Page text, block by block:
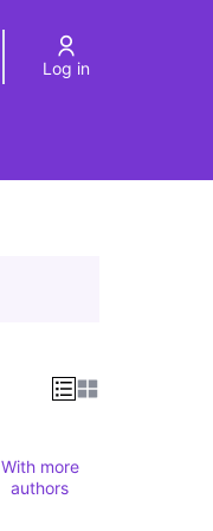
Log in
With more
authors